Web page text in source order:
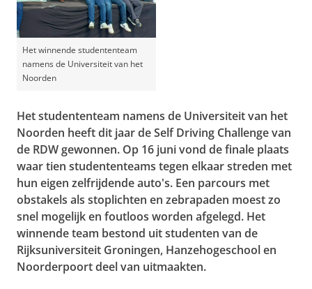
Het winnende studententeam
namens de Universiteit van het
Noorden
Het studententeam namens de Universiteit van het
Noorden heeft dit jaar de Self Driving Challenge van
de RDW gewonnen. Op 16 juni vond de finale plaats
waar tien studententeams tegen elkaar streden met
hun eigen zelfrijdende auto's. Een parcours met
obstakels als stoplichten en zebrapaden moest zo
snel mogelijk en foutloos worden afgelegd. Het
winnende team bestond uit studenten van de
Rijksuniversiteit Groningen, Hanzehogeschool en
Noorderpoort deel van uitmaakten.